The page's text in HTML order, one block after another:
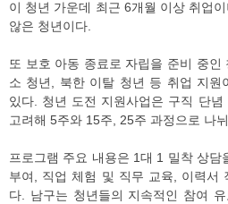
이 청년 가운데 최근 6개월 이상 취업
않은 청년이다.
또 보호 아동 종료로 자립을 준비 중인
소 청년, 북한 이탈 청년 등 취업 지원
있다. 청년 도전 지원사업은 구직 단
고려해 5주와 15주, 25주 과정으로 나
프로그램 주요 내용은 1대 1 밀착 상담
부여, 직업 체험 및 직무 교육, 이력서
다. 남구는 청년들의 지속적인 참여